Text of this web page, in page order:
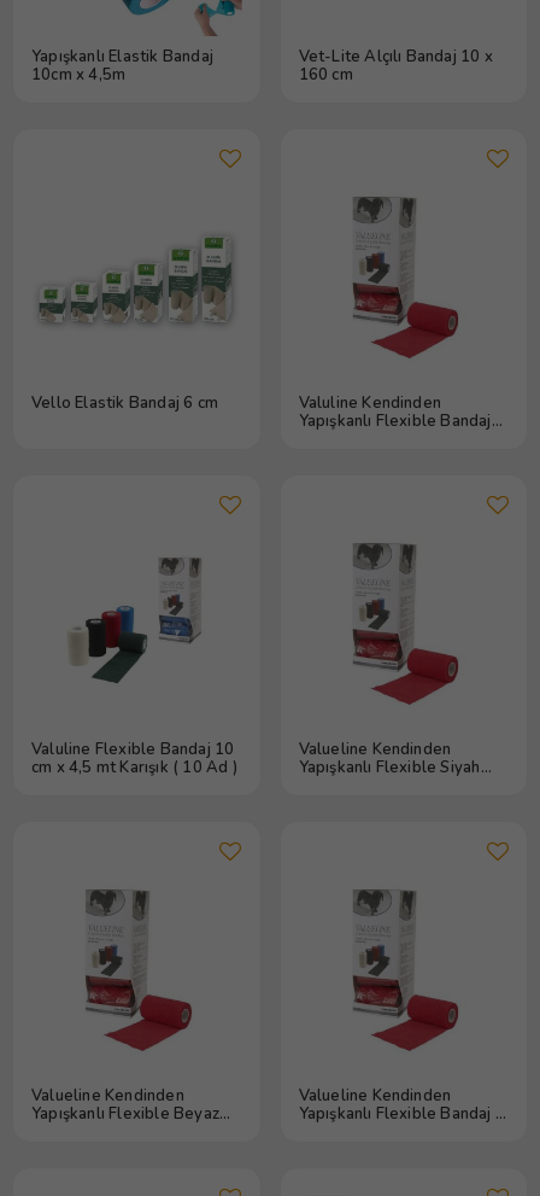
Yapışkanlı Elastik Bandaj
10cm x 4,5m
Vet-Lite Alçılı Bandaj 10 x
160 cm
Vello Elastik Bandaj 6 cm
Valuline Kendinden
Yapışkanlı Flexible Bandaj
Valuline Flexible Bandaj 10
cm x 4,5 mt Karışık ( 10 Ad )
Valueline Kendinden
Yapışkanlı Flexible Siyah
Valueline Kendinden
Yapışkanlı Flexible Beyaz
Valueline Kendinden
Yapışkanlı Flexible Bandaj 5